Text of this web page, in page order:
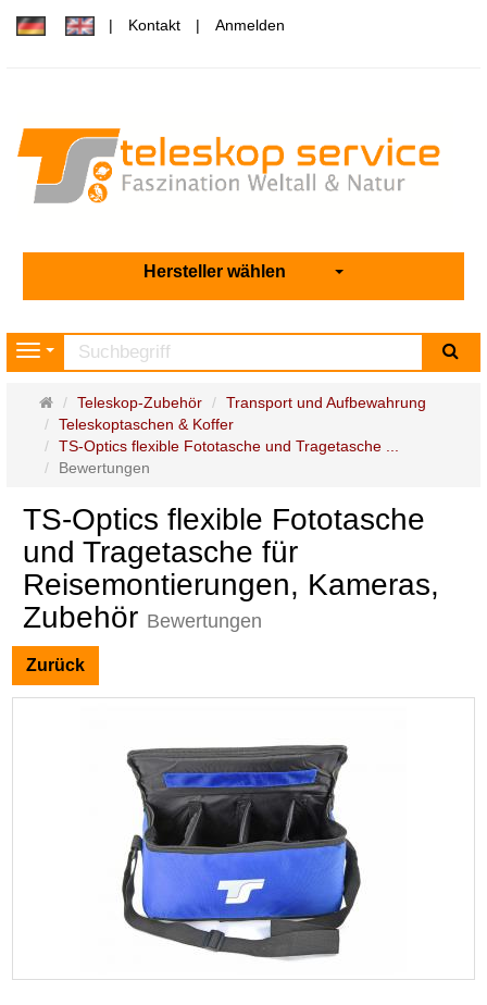
Kontakt Anmelden
Hersteller wählen
Navigation
Startseite
Teleskop-Zubehör
Transport und Aufbewahrung
Teleskoptaschen & Koffer
TS-Optics flexible Fototasche und Tragetasche ...
Bewertungen
TS-Optics flexible Fototasche
und Tragetasche für
Reisemontierungen, Kameras,
Zubehör Bewertungen
Zurück